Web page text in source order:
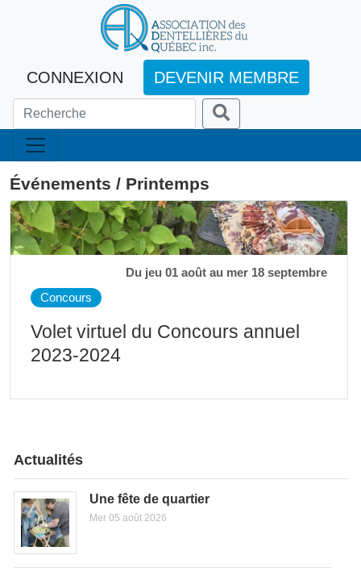
CONNEXION DEVENIR MEMBRE
Événements / Printemps
Du jeu 01 août au mer 18 septembre
Concours
Volet virtuel du Concours annuel
2023-2024
Actualités
Une fête de quartier
Mer 05 août 2026